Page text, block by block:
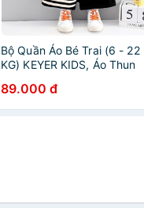
Bộ Quần Áo Bé Trai (6 - 22
KG) KEYER KIDS, Áo Thun
Short 2 kẻ họa tiết đáng yêu
SZ44
89.000 đ